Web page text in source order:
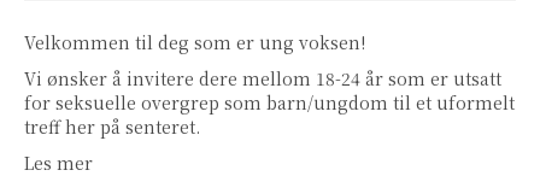
Velkommen til deg som er ung voksen!
Vi ønsker å invitere dere mellom 18-24 år som er utsatt
for seksuelle overgrep som barn/ungdom til et uformelt
treff her på senteret.
Les mer